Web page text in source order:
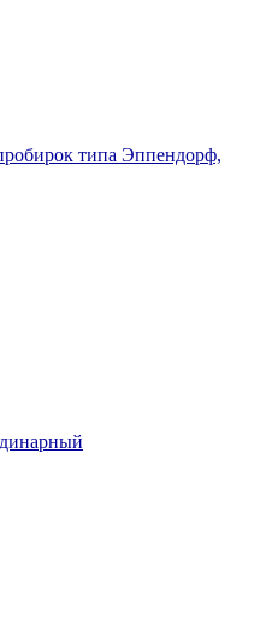
типа Эппендорф,